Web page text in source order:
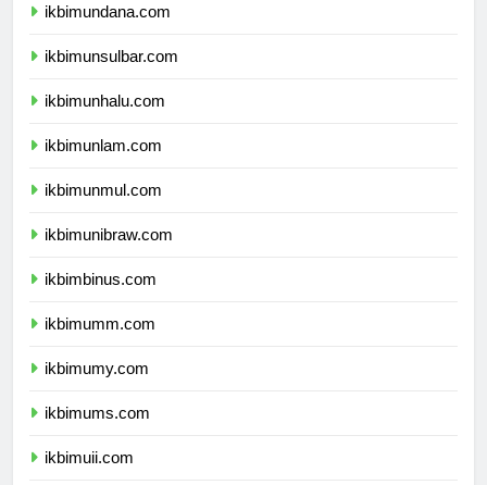
ikbimundana.com
ikbimunsulbar.com
ikbimunhalu.com
ikbimunlam.com
ikbimunmul.com
ikbimunibraw.com
ikbimbinus.com
ikbimumm.com
ikbimumy.com
ikbimums.com
ikbimuii.com